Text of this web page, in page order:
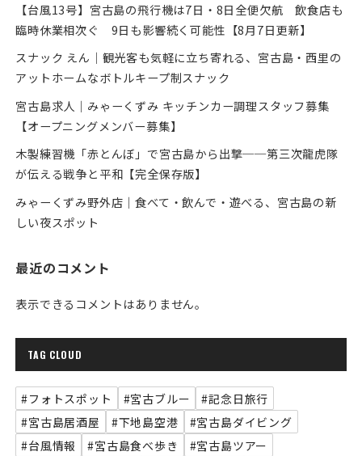
【台風13号】宮古島の飛行機は7日・8日全便欠航 飲食店も
臨時休業相次ぐ 9日も影響続く可能性【8月7日更新】
スナック えん｜観光客も気軽に立ち寄れる、宮古島・西里の
アットホームなボトルキープ制スナック
宮古島求人｜みゃーくずみ キッチンカー調理スタッフ募集
【オープニングメンバー募集】
木製練習機「赤とんぼ」で宮古島から出撃──第三次龍虎隊
が伝える戦争と平和【完全保存版】
みゃーくずみ野外店｜食べて・飲んで・遊べる、宮古島の新
しい夜スポット
最近のコメント
表示できるコメントはありません。
TAG CLOUD
#フォトスポット #宮古ブルー
#記念日旅行
#宮古島居酒屋
#下地島空港
#宮古島ダイビング
#台風情報
#宮古島食べ歩き
#宮古島ツアー